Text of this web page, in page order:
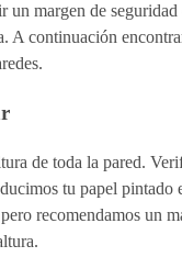
un margen de
A continuación
de toda la pared.
tu papel pintado
recomendamos un